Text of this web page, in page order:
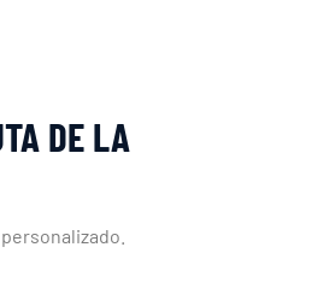
DE LA